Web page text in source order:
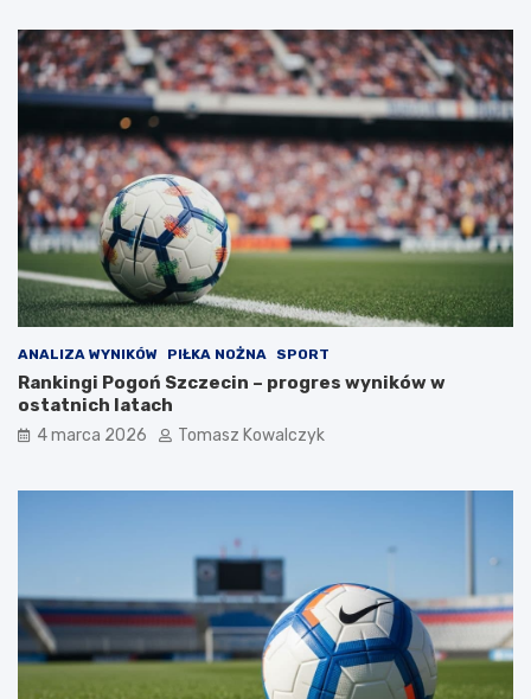
ANALIZA WYNIKÓW PIŁKA NOŻNA SPORT
Rankingi Pogoń Szczecin – progres wyników w
ostatnich latach
4 marca 2026 Tomasz Kowalczyk